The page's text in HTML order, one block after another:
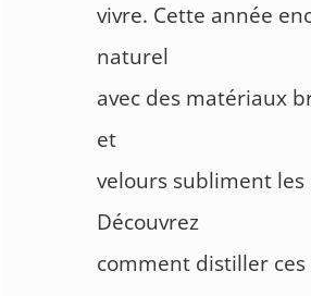
vivre. Cette année
naturel
avec des matériaux
et
velours subliment
Découvrez
comment distiller